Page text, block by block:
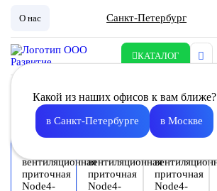
О нас Санкт-Петербург
КАТАЛОГ
Какой из наших офисов к вам ближе?
в Санкт-Петербурге в Москве